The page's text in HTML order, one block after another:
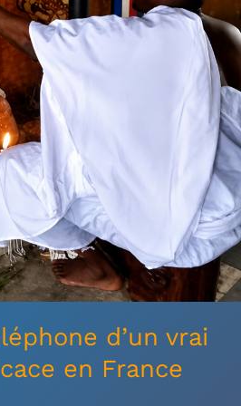
d’un vrai
en France